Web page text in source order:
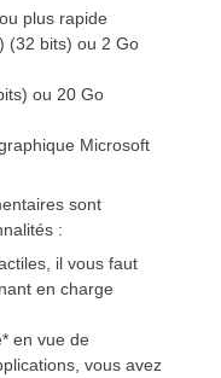
plus rapide
(32 bits) ou 2 Go
ou 20 Go
Microsoft
sont
:
il vous faut
en charge
en vue de
vous avez